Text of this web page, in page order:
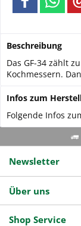
Beschreibung
Das GF-34 zählt
Kochmessern.
Infos zum
Folgende Infos
Newsletter
Über uns
Shop Service